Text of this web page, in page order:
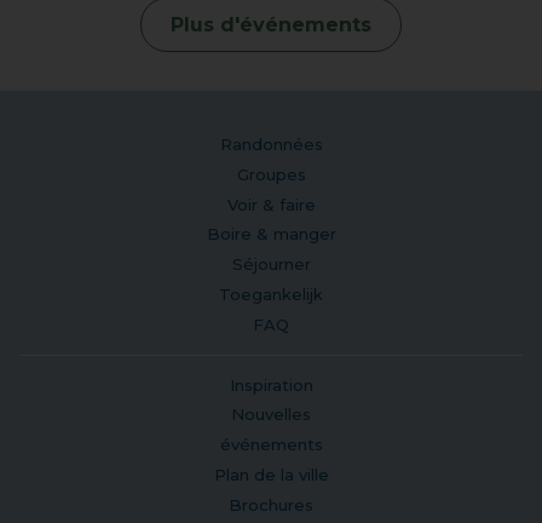
Plus d'événements
Randonnées
Groupes
Voir & faire
Boire & manger
Séjourner
Toegankelijk
FAQ
Inspiration
Nouvelles
événements
Plan de la ville
Brochures